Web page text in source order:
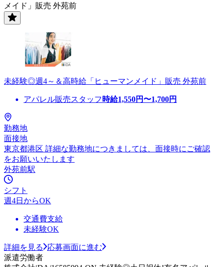
メイド」販売 外苑前
未経験◎週4～＆高時給「ヒューマンメイド」販売 外苑前
アパレル販売スタッフ 時給1,550円〜1,700円
勤務地
面接地
東京都港区 詳細な勤務地につきましては、面接時にご確認
をお願いいたします
外苑前駅
シフト
週4日からOK
交通費支給
未経験OK
詳細を見る
応募画面に進む
派遣労働者